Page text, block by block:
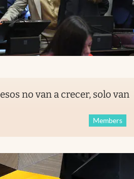
no van a crecer, solo van
Members